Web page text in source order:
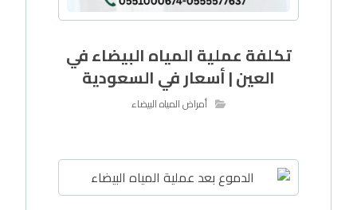
تكلفة عملية المياه البيضاء في
العين | أسعار في السعودية
أمراض المياه البيضاء